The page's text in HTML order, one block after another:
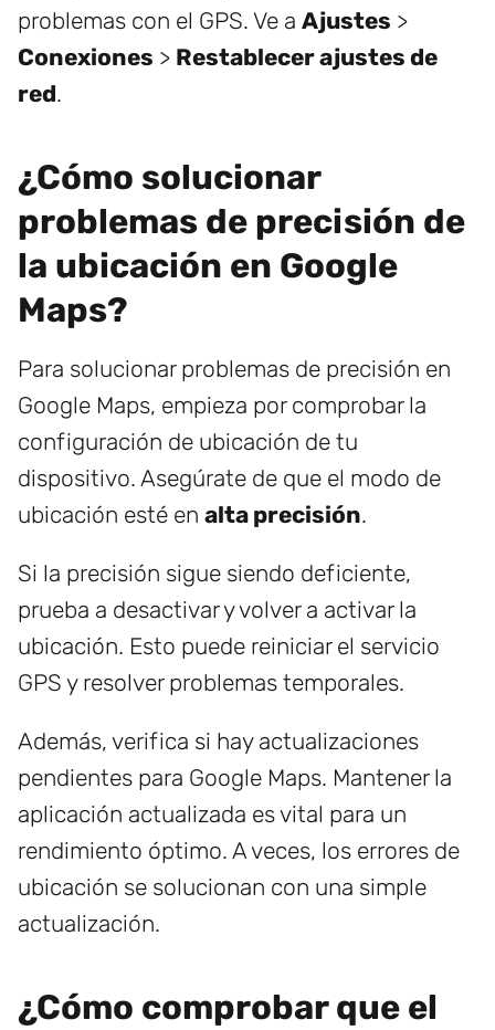
problemas con el GPS. Ve a Ajustes >
Conexiones > Restablecer ajustes de
red.
¿Cómo solucionar
problemas de precisión de
la ubicación en Google
Maps?
Para solucionar problemas de precisión en
Google Maps, empieza por comprobar la
configuración de ubicación de tu
dispositivo. Asegúrate de que el modo de
ubicación esté en alta precisión.
Si la precisión sigue siendo deficiente,
prueba a desactivar y volver a activar la
ubicación. Esto puede reiniciar el servicio
GPS y resolver problemas temporales.
Además, verifica si hay actualizaciones
pendientes para Google Maps. Mantener la
aplicación actualizada es vital para un
rendimiento óptimo. A veces, los errores de
ubicación se solucionan con una simple
actualización.
¿Cómo comprobar que el